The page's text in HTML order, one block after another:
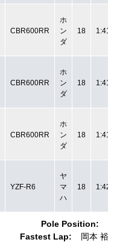
Pole Position:
Fastest Lap:
岡本 裕
CBR600RR
ホ
ン
ダ
18
CBR600RR
ホ
ン
ダ
18
CBR600RR
ホ
ン
ダ
18
YZF-R6
ヤ
マ
ハ
18